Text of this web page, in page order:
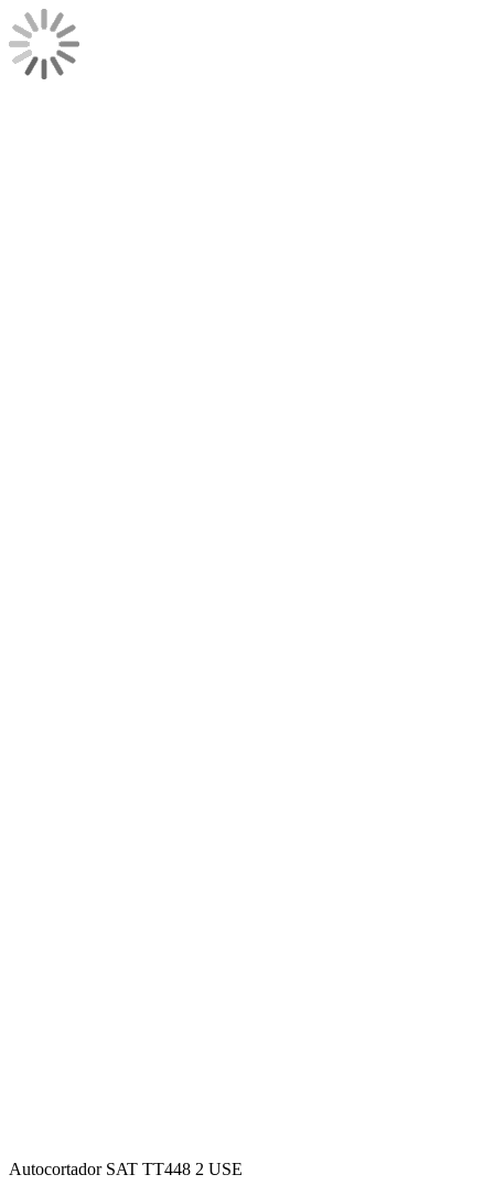
Autocortador SAT TT448 2 USE